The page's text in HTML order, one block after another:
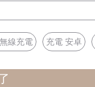
線充電 充電 安卓